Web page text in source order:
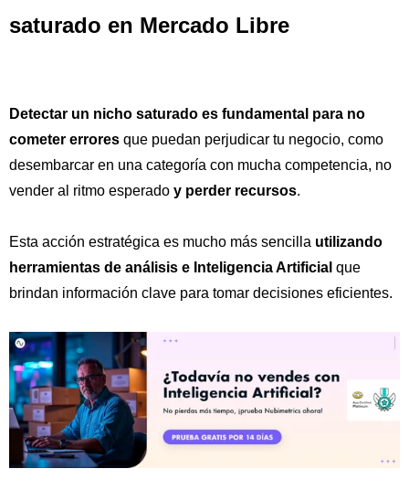
saturado en Mercado Libre
Detectar un nicho saturado es fundamental para no
cometer errores que puedan perjudicar tu negocio, como
desembarcar en una categoría con mucha competencia, no
vender al ritmo esperado y perder recursos.
Esta acción estratégica es mucho más sencilla utilizando
herramientas de análisis e Inteligencia Artificial que
brindan información clave para tomar decisiones eficientes.